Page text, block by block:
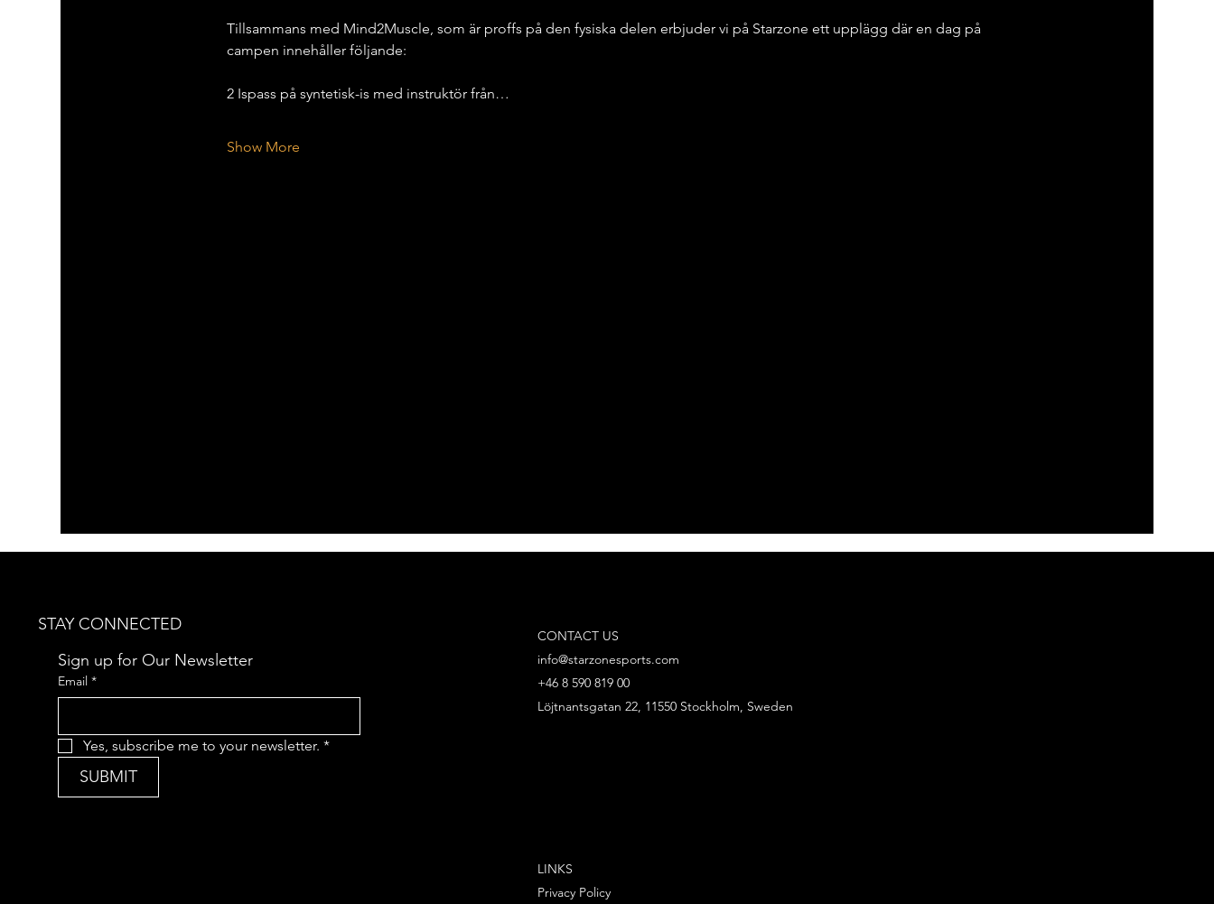
Tillsammans med Mind2Muscle, som är proffs på den fysiska delen erbjuder vi på Starzone ett upplägg där en dag på
campen innehåller följande:
2 Ispass på syntetisk-is med instruktör från…
Show More
STAY CONNECTED
Sign up for Our Newsletter
Email *
Yes, subscribe me to your newsletter. *
SUBMIT
CONTACT US
info@starzonesports.com
+46 8 590 819 00
Löjtnantsgatan 22, 11550 Stockholm, Sweden
LINKS
Privacy Policy